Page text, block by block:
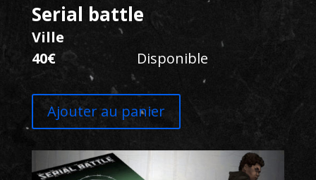
Serial battle
Ville
40€
Disponible
Ajouter au panier